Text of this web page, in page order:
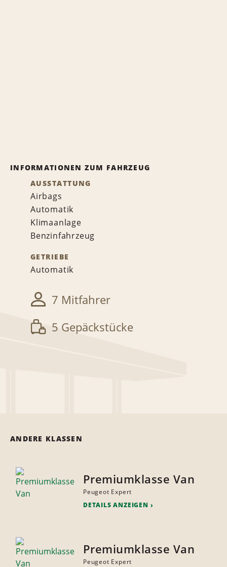
INFORMATIONEN ZUM FAHRZEUG
AUSSTATTUNG
Airbags
Automatik
Klimaanlage
Benzinfahrzeug
GETRIEBE
Automatik
7 Mitfahrer
5 Gepäckstücke
ANDERE KLASSEN
Premiumklasse Van
Peugeot Expert
DETAILS ANZEIGEN
Premiumklasse Van
Peugeot Expert